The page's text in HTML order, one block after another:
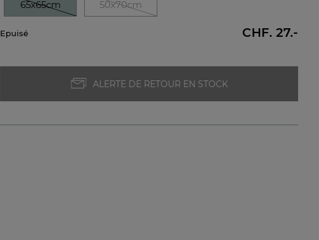
65x65cm 50x70cm
Epuisé CHF. 27.-
ALERTE DE RETOUR EN STOCK